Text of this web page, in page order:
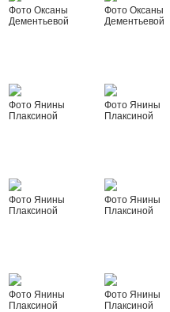
Фото Оксаны
Дементьевой
Фото Оксаны
Дементьевой
Фото Янины
Плаксиной
Фото Янины
Плаксиной
Фото Янины
Плаксиной
Фото Янины
Плаксиной
Фото Янины
Плаксиной
Фото Янины
Плаксиной